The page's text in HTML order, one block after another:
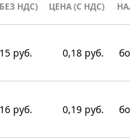
НДС) ЦЕНА (С НДС)
руб. 0,18 руб.
руб. 0,19 руб.